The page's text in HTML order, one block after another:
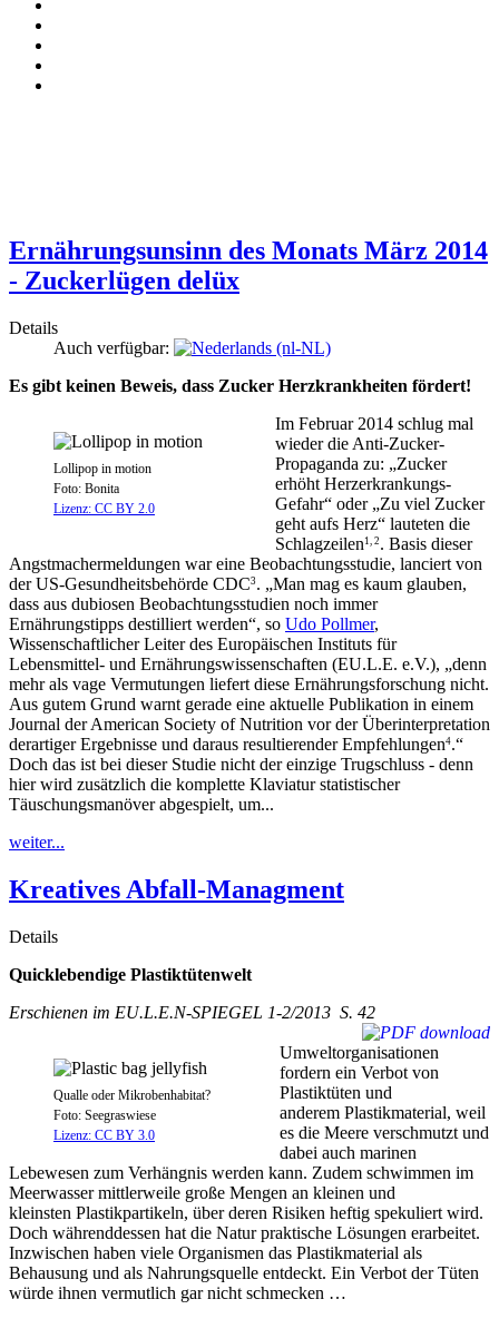
Ernährungsunsinn des Monats März 2014
- Zuckerlügen delüx
Details
Auch verfügbar:
Es gibt keinen Beweis, dass Zucker Herzkrankheiten fördert!
Lollipop in motion
Foto: Bonita
Lizenz: CC BY 2.0
Im Februar 2014 schlug mal
wieder die Anti-Zucker-
Propaganda zu: „Zucker
erhöht Herzerkrankungs-
Gefahr“ oder „Zu viel Zucker
geht aufs Herz“ lauteten die
Schlagzeilen 1, 2 . Basis dieser
Angstmachermeldungen war eine Beobachtungsstudie, lanciert von
der US-Gesundheitsbehörde CDC3 . „Man mag es kaum glauben,
dass aus dubiosen Beobachtungsstudien noch immer
Ernährungstipps destilliert werden“, so Udo Pollmer,
Wissenschaftlicher Leiter des Europäischen Instituts für
Lebensmittel- und Ernährungswissenschaften (EU.L.E. e.V.), „denn
mehr als vage Vermutungen liefert diese Ernährungsforschung nicht.
Aus gutem Grund warnt gerade eine aktuelle Publikation in einem
Journal der American Society of Nutrition vor der Überinterpretation
derartiger Ergebnisse und daraus resultierender Empfehlungen4.“
Doch das ist bei dieser Studie nicht der einzige Trugschluss - denn
hier wird zusätzlich die komplette Klaviatur statistischer
Täuschungsmanöver abgespielt, um...
weiter...
Kreatives Abfall-Managment
Details
Quicklebendige Plastiktütenwelt
Erschienen im EU.L.E.N-SPIEGEL 1-2/2013 S. 42
Qualle oder Mikrobenhabitat?
Foto: Seegraswiese
Lizenz: CC BY 3.0
Umweltorganisationen
fordern ein Verbot von
Plastiktüten und
anderem Plastikmaterial, weil
es die Meere verschmutzt und
dabei auch marinen
Lebewesen zum Verhängnis werden kann. Zudem schwimmen im
Meerwasser mittlerweile große Mengen an kleinen und
kleinsten Plastikpartikeln, über deren Risiken heftig spekuliert wird.
Doch währenddessen hat die Natur praktische Lösungen erarbeitet.
Inzwischen haben viele Organismen das Plastikmaterial als
Behausung und als Nahrungsquelle entdeckt. Ein Verbot der Tüten
würde ihnen vermutlich gar nicht schmecken …